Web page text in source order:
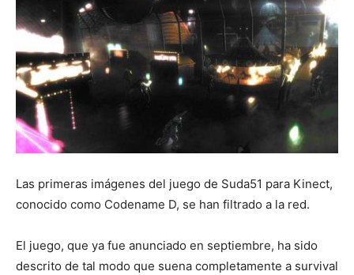
Las primeras imágenes del juego de Suda51 para Kinect,
conocido como Codename D, se han filtrado a la red.
El juego, que ya fue anunciado en septiembre, ha sido
descrito de tal modo que suena completamente a survival